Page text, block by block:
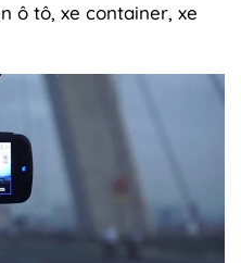
ô tô, xe container, xe